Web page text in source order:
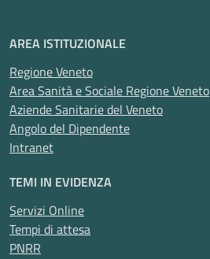
AREA ISTITUZIONALE
Regione Veneto
Area Sanità e Sociale Regione Veneto
Aziende Sanitarie del Veneto
Angolo del Dipendente
Intranet
TEMI IN EVIDENZA
Servizi Online
Tempi di attesa
PNRR